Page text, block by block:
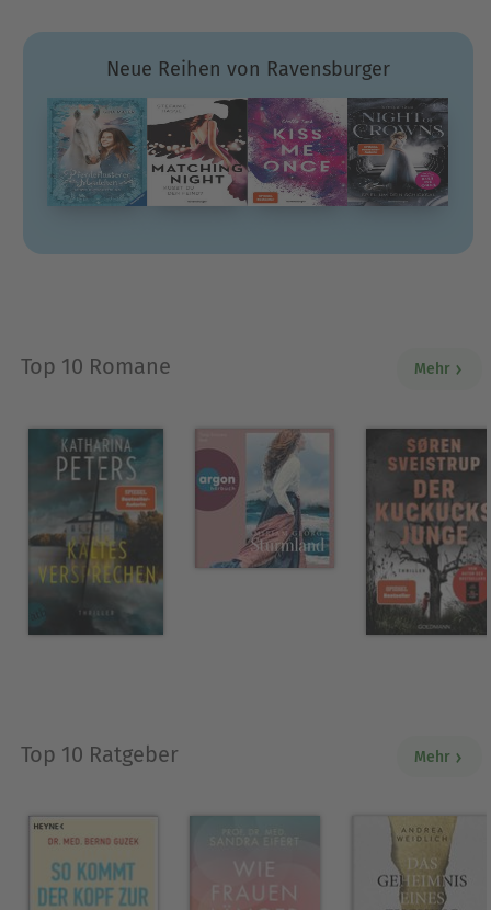
Neue Reihen von Ravensburger
Top 10 Romane Mehr
Top 10 Ratgeber Mehr